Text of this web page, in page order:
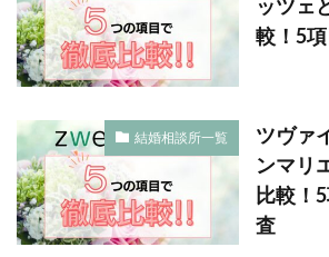
ッツェ
較！5
結婚相談所一覧
ツヴァ
ンマリ
比較！
査